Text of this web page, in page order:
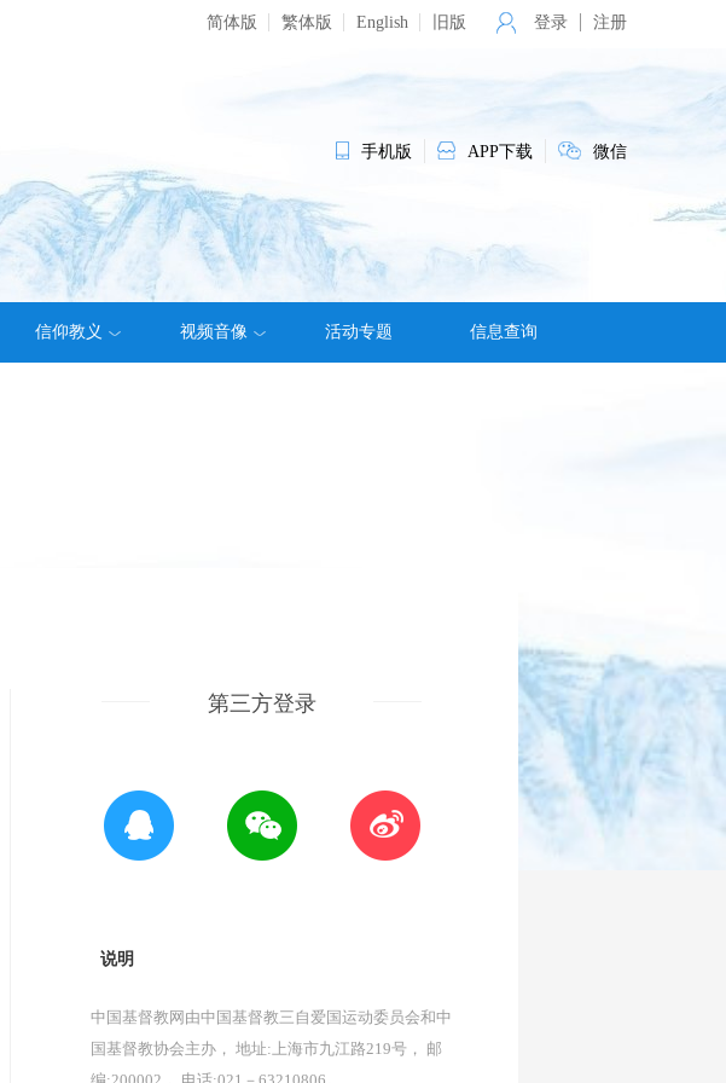
简体版 繁体版 English 旧版 登录 注册
手机版 APP下载 微信
信仰教义 视频音像 活动专题 信息查询
第三方登录
说明
中国基督教网由中国基督教三自爱国运动委员会和中
国基督教协会主办， 地址:上海市九江路219号， 邮